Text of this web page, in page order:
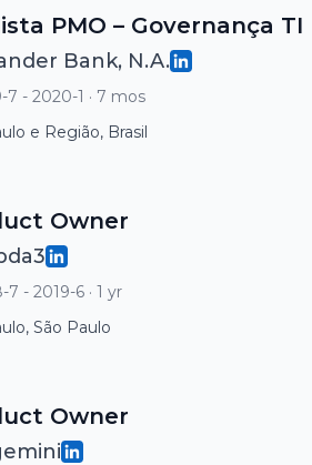
PMO – Governança TI
Bank, N.A.
7 - 2020-1 · 7 mos
e Região, Brasil
Owner
7 - 2019-6 · 1 yr
São Paulo
Owner